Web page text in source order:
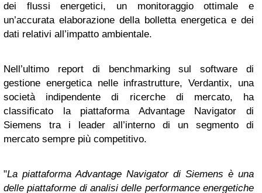
dei flussi energetici, un monitoraggio ottimale e
un’accurata elaborazione della bolletta energetica e dei
dati relativi all’impatto ambientale.
Nell’ultimo report di benchmarking sul software di
gestione energetica nelle infrastrutture, Verdantix, una
società indipendente di ricerche di mercato, ha
classificato la piattaforma Advantage Navigator di
Siemens tra i leader all’interno di un segmento di
mercato sempre più competitivo.
"La piattaforma Advantage Navigator di Siemens è una
delle piattaforme di analisi delle performance energetiche